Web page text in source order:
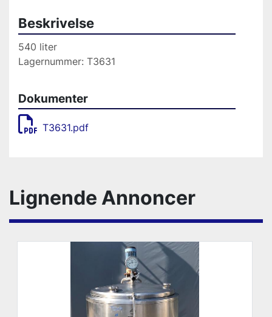
Beskrivelse
540 liter
Lagernummer: T3631
Dokumenter
T3631.pdf
Lignende Annoncer